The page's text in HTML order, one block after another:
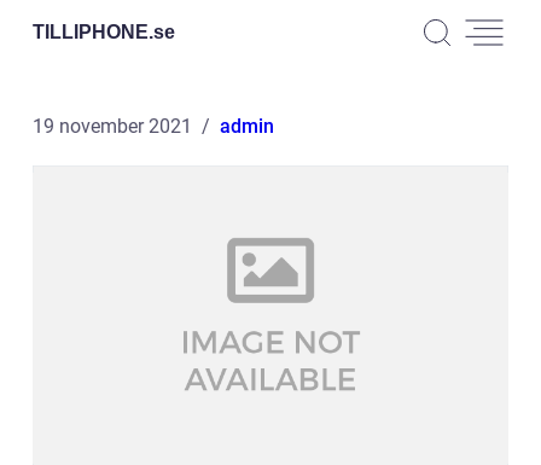
TILLIPHONE.se
19 november 2021 admin